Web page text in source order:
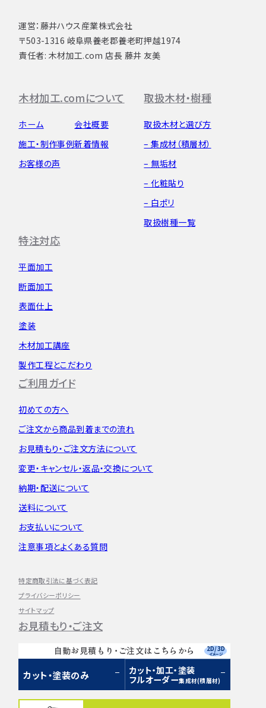
運営：藤井ハウス産業株式会社
〒503-1316 岐阜県養老郡養老町押越1974
責任者: 木材加工.com 店長 藤井 友美
木材加工.comについて
ホーム
施工・制作事例
お客様の声
会社概要
新着情報
取扱木材・樹種
取扱木材と選び方
– 集成材（積層材）
– 無垢材
– 化粧貼り
– 白ポリ
取扱樹種一覧
特注対応
平面加工
断面加工
表面仕上
塗装
木材加工講座
製作工程とこだわり
ご利用ガイド
初めての方へ
ご注文から商品到着までの流れ
お見積もり・ ご注文方法について
変更・キャンセル・返品・交換について
納期・配送について
送料について
お支払いについて
注意事項とよくある質問
特定商取引法に基づく表記
プライバシーポリシー
サイトマップ
お見積もり・ご注文
自動お見積もり・ご注文はこちらから
カット・塗装のみ
カット・加工・塗装
フルオーダー集成材(積層材)
2D/3D
イメージ